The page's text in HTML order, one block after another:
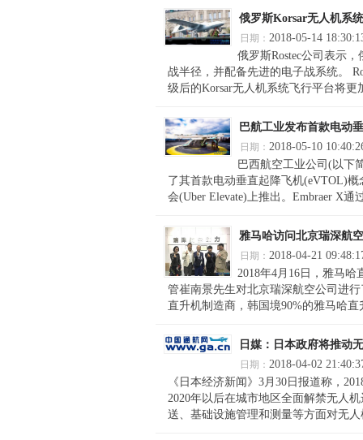
俄罗斯Korsar无人机系
日期： 2018-05-14
俄罗斯Rostec公司表示
战半径，并配备先进的电子战系统。
级后的Korsar无人机系统飞行平台将
巴航工业发布首款电动
日期： 2018-05-10
巴西航空工业公司(以下
了其首款电动垂直起降飞机(eVTOL)
会(Uber Elevate)上推出。Embraer X
雅马哈访问北京瑞深航空
日期： 2018-04-21
2018年4月16日，雅马哈
管崔南景先生对北京瑞深航空公司进
直升机制造商，韩国境90%的雅马哈
日媒：日本政府将推动
日期： 2018-04-02
《日本经济新闻》3月30日报道称，
2020年以后在城市地区全面解禁无人
送、基础设施管理和测量等方面对无